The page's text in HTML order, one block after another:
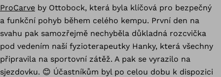
ProCarve by Ottobock, která byla klíčová pro bezpečný
a funkční pohyb během celého kempu. První den na
svahu pak samozřejmě nechyběla důkladná rozcvička
pod vedením naší fyzioterapeutky Hanky, která všechny
připravila na sportovní zátěž. A pak se vyrazilo na
sjezdovku. 😊 Účastníkům byl po celou dobu k dispozici